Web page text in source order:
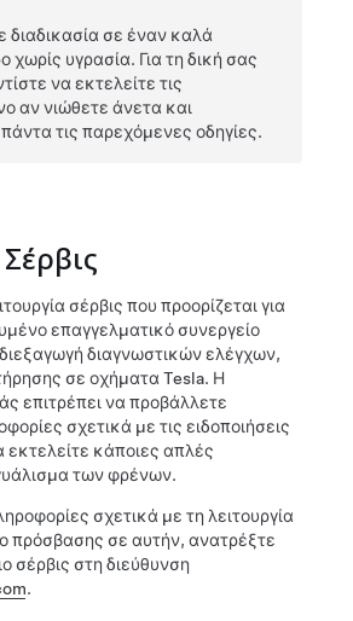
διαδικασία σε έναν καλά
υγρασία. Για τη δική σας
να εκτελείτε τις
αν νιώθετε άνετα και
τις παρεχόμενες οδηγίες.
σέρβις που προορίζεται για
επαγγελματικό συνεργείο
διαγνωστικών ελέγχων,
σε οχήματα Tesla. Η
επιτρέπει να προβάλλετε
σχετικά με τις ειδοποιήσεις
εκτελείτε κάποιες απλές
των φρένων.
σχετικά με τη λειτουργία
πρόσβασης σε αυτήν, ανατρέξτε
σέρβις στη διεύθυνση
.